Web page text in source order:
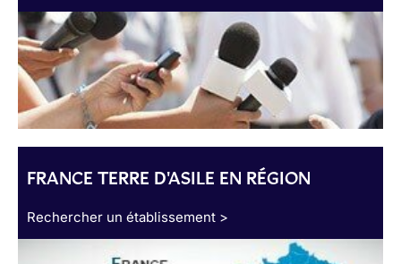
FRANCE TERRE D'ASILE EN RÉGION
Rechercher un établissement >